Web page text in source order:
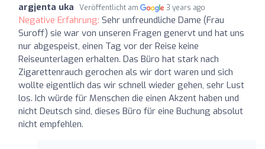
argjenta uka Veröffentlicht am 3 years ago
Negative Erfahrung: Sehr unfreundliche Dame (Frau
Suroff) sie war von unseren Fragen genervt und hat uns
nur abgespeist, einen Tag vor der Reise keine
Reiseunterlagen erhalten. Das Büro hat stark nach
Zigarettenrauch gerochen als wir dort waren und sich
wollte eigentlich das wir schnell wieder gehen, sehr Lust
los. Ich würde für Menschen die einen Akzent haben und
nicht Deutsch sind, dieses Büro für eine Buchung absolut
nicht empfehlen.